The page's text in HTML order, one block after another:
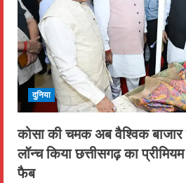
दुनिया
कोसा की चमक अब वैश्विक
लॉन्च किया छत्तीसगढ़ का
फैब